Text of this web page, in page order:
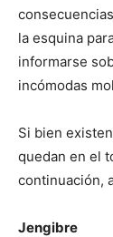
la esquina
informarse
incómodas
Si bien
quedan en el
continuación,
Jengibre